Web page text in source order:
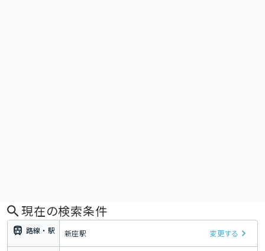
現在の検索条件
路線・駅 新座駅 変更する